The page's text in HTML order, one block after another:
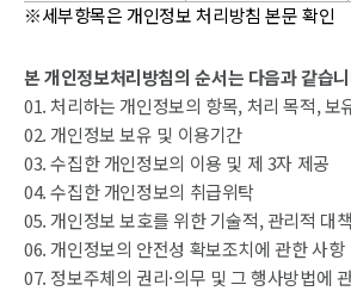
※세부항목은 개인정보 처리방침 본문 확인
본 개인정보처리방침의 순서는 다음과 같습
01. 처리하는 개인정보의 항목, 처리 목적, 보
02. 개인정보 보유 및 이용기간
03. 수집한 개인정보의 이용 및 제 3자 제공
04. 수집한 개인정보의 취급위탁
05. 개인정보 보호를 위한 기술적, 관리적 대책
06. 개인정보의 안전성 확보조치에 관한 사항
07. 정보주체의 권리·의무 및 그 행사방법에